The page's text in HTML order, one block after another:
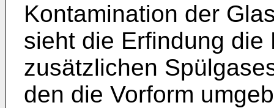
Kontamination der
sieht die Erfindung die
zusätzlichen
den die Vorform